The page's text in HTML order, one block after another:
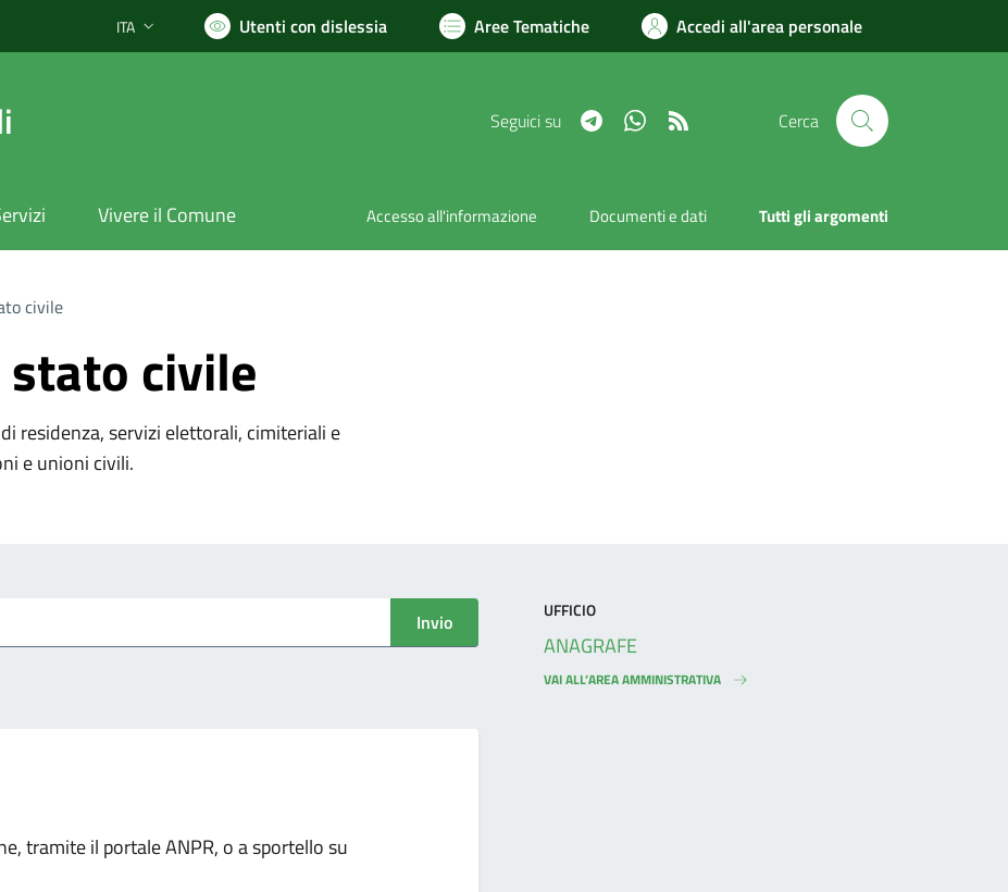
Lingua attiva:
ITA Utenti con dislessia Aree Tematiche Accedi all'area personale
Seguici su TelegramWhatsapp Cerca
Vivere il Comune Accesso all'informazione Documenti e dati Tutti gli argomenti
civile
civile
residenza, servizi elettorali, cimiteriali e
e unioni civili.
Invio
tramite il portale ANPR, o a sportello su
UFFICIO
ANAGRAFE
VAI ALL’AREA AMMINISTRATIVA